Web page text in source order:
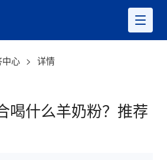
中心 > 详情
喝什么羊奶粉？推荐